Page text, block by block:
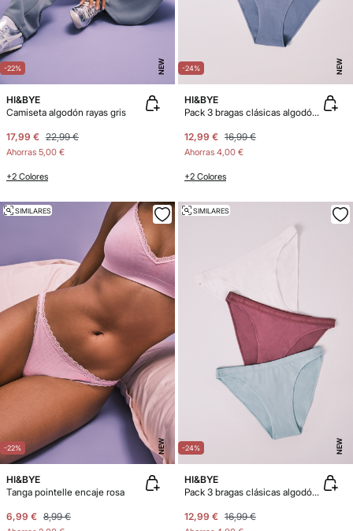
-22% NEW
HI&BYE
Camiseta algodón rayas gris
17,99 € 22,99 €
Ahorras 5,00 €
+2 Colores
-24% NEW
HI&BYE
Pack 3 bragas clásicas algodón azul claro
12,99 € 16,99 €
Ahorras 4,00 €
+2 Colores
-22% NEW
SIMILARES
HI&BYE
Tanga pointelle encaje rosa
6,99 € 8,99 €
-24% NEW
SIMILARES
HI&BYE
Pack 3 bragas clásicas algodón verde
12,99 € 16,99 €